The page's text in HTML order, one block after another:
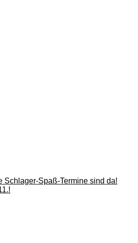
Schlager-Spaß-Termine sind da!